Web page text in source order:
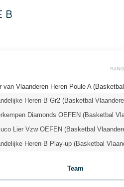
B
van Vlaanderen Heren Poule A
Heren B Gr2 (Basketbal
Diamonds OEFEN (Basketbal
Lier Vzw OEFEN (Basketbal
Heren B Play-up (Basketbal
Team